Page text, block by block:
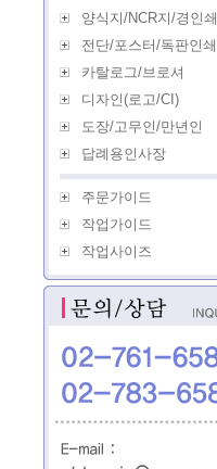
양식지/NCR지/경인쇄
전단/포스터/독판인쇄
카탈로그/브로셔
디자인(로고/CI)
도장/고무인/만년인
답례용인사장
주문가이드
작업가이드
작업사이즈